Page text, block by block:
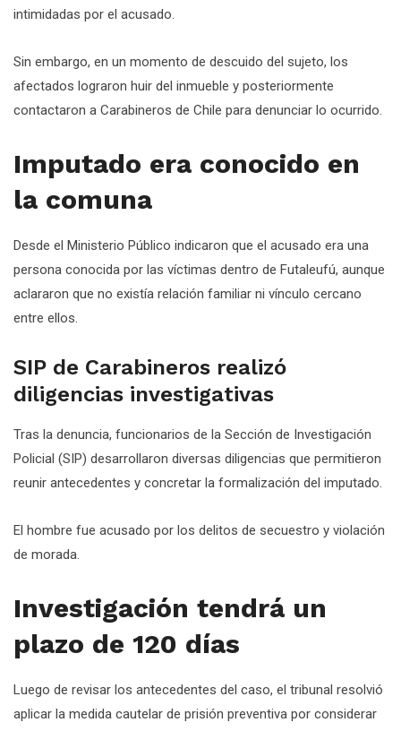
intimidadas por el acusado.
Sin embargo, en un momento de descuido del sujeto, los
afectados lograron huir del inmueble y posteriormente
contactaron a Carabineros de Chile para denunciar lo ocurrido.
Imputado era conocido en
la comuna
Desde el Ministerio Público indicaron que el acusado era una
persona conocida por las víctimas dentro de Futaleufú, aunque
aclararon que no existía relación familiar ni vínculo cercano
entre ellos.
SIP de Carabineros realizó
diligencias investigativas
Tras la denuncia, funcionarios de la Sección de Investigación
Policial (SIP) desarrollaron diversas diligencias que permitieron
reunir antecedentes y concretar la formalización del imputado.
El hombre fue acusado por los delitos de secuestro y violación
de morada.
Investigación tendrá un
plazo de 120 días
Luego de revisar los antecedentes del caso, el tribunal resolvió
aplicar la medida cautelar de prisión preventiva por considerar